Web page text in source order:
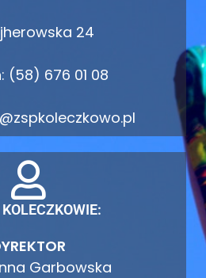
24
(58) 676 01 08
Garbowska